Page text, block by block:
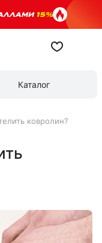
15%
Каталог
ковролин?